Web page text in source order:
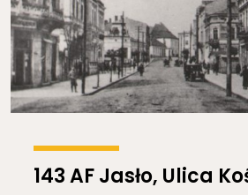
143 AF Jasło, Ulica